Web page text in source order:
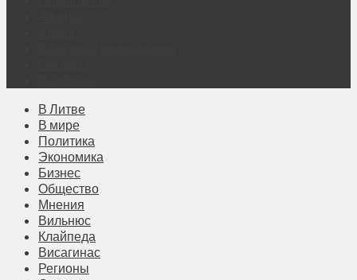
В Литве
В мире
Политика
Экономика
Бизнес
Общество
Мнения
Вильнюс
Клайпеда
Висагинас
Регионы